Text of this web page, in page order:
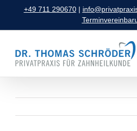
+49 711 290670|